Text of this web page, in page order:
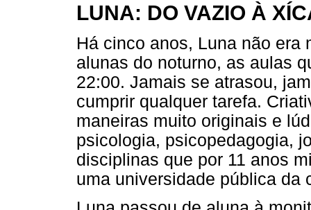
LUNA: DO VAZIO À
Há cinco anos, Luna não era
alunas do noturno, as aulas
22:00. Jamais se atrasou,
cumprir qualquer tarefa.
maneiras muito originais e
psicologia, psicopedagogia,
disciplinas que por 11 anos
uma universidade pública da